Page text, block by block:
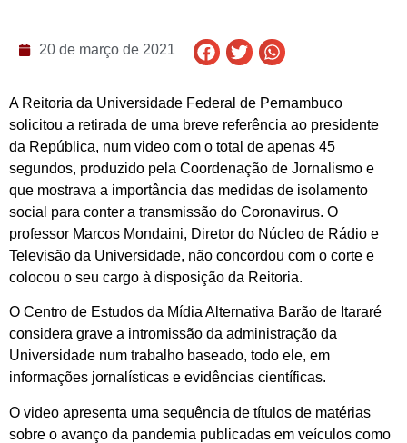
20 de março de 2021
A Reitoria da Universidade Federal de Pernambuco
solicitou a retirada de uma breve referência ao presidente
da República, num video com o total de apenas 45
segundos, produzido pela Coordenação de Jornalismo e
que mostrava a importância das medidas de isolamento
social para conter a transmissão do Coronavirus. O
professor Marcos Mondaini, Diretor do Núcleo de Rádio e
Televisão da Universidade, não concordou com o corte e
colocou o seu cargo à disposição da Reitoria.
O Centro de Estudos da Mídia Alternativa Barão de Itararé
considera grave a intromissão da administração da
Universidade num trabalho baseado, todo ele, em
informações jornalísticas e evidências científicas.
O video apresenta uma sequência de títulos de matérias
sobre o avanço da pandemia publicadas em veículos como